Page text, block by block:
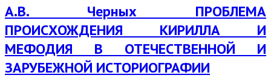
А.В. Черных ПРОБЛЕМА
ПРОИСХОЖДЕНИЯ КИРИЛЛА И
МЕФОДИЯ В ОТЕЧЕСТВЕННОЙ И
ЗАРУБЕЖНОЙ ИСТОРИОГРАФИИ